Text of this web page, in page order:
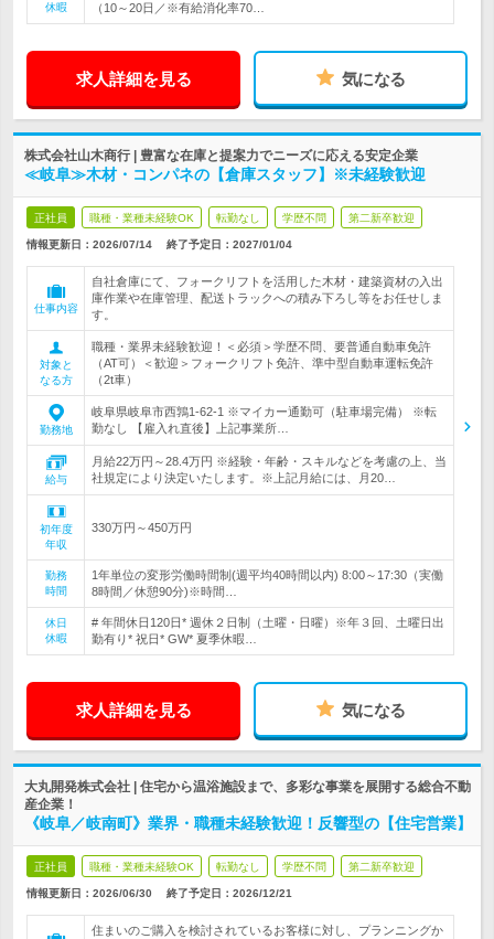
休暇
（10～20日／※有給消化率70…
求人詳細を見る 気になる
株式会社山木商行 | 豊富な在庫と提案力でニーズに応える安定企業
≪岐阜≫木材・コンパネの【倉庫スタッフ】※未経験歓迎
正社員 職種・業種未経験OK 転勤なし 学歴不問 第二新卒歓迎
情報更新日：2026/07/14 終了予定日： 2027/01/04
仕事内容
自社倉庫にて、フォークリフトを活用した木材・建築資材の入出
庫作業や在庫管理、配送トラックへの積み下ろし等をお任せしま
す。
対象と
なる方
職種・業界未経験歓迎！＜必須＞学歴不問、要普通自動車免許
（AT可）＜歓迎＞フォークリフト免許、準中型自動車運転免許
（2t車）
勤務地
岐阜県岐阜市西鶉1-62-1 ※マイカー通勤可（駐車場完備） ※転
勤なし 【雇入れ直後】上記事業所…
給与
月給22万円～28.4万円 ※経験・年齢・スキルなどを考慮の上、当
社規定により決定いたします。※上記月給には、月20…
初年度
年収
330万円～450万円
勤務
時間
1年単位の変形労働時間制(週平均40時間以内) 8:00～17:30（実働
8時間／休憩90分)※時間…
休日
休暇
# 年間休日120日* 週休２日制（土曜・日曜）※年３回、土曜日出
勤有り* 祝日* GW* 夏季休暇…
求人詳細を見る 気になる
大丸開発株式会社 | 住宅から温浴施設まで、多彩な事業を展開する総合不動
産企業！
《岐阜／岐南町》業界・職種未経験歓迎！反響型の【住宅営業】
正社員 職種・業種未経験OK 転勤なし 学歴不問 第二新卒歓迎
情報更新日：2026/06/30 終了予定日： 2026/12/21
住まいのご購入を検討されているお客様に対し、プランニングか